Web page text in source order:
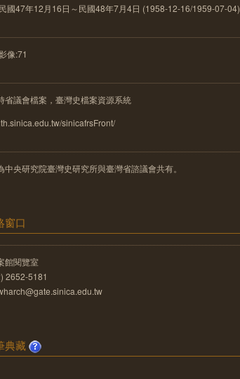
國47年12月16日～民國48年7月4日 (1958-12-16/1959-07-04)
像:71
省議會檔案，臺灣史檔案資源系統
sinicafrsFront/
中央研究院臺灣史研究所與臺灣省諮議會共有。
窗口
館閱覽室
2652-5181
典藏